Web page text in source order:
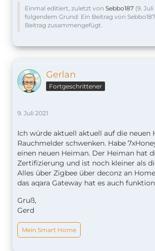
Einmal editiert, zuletzt von Sebbo187 (9. Juli
folgendem Grund: Ein Beitrag von
Beitrag zusammengefügt.
Gerlan
Fortgeschrittener
9. Juli 2021
Ich würde aktuell aktuell auf die neuen
Rauchmelder schwenken. Habe
einen neuen Heiman. Der Heiman hat
Zertifizierung und ist noch kleiner als
Alles über Zigbee über deconz an
das aqara Gateway hat es auch
Gruß,
Gerd
Mein Smart Home